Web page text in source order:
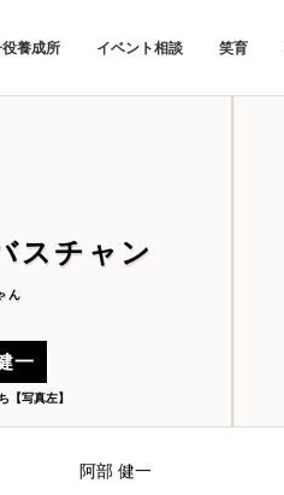
養成所 イベント相談 笑育
スチャン
ん
一
【写真左】
阿部 健一